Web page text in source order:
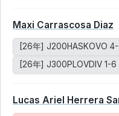
Maxi Carrascosa Diaz
[26年] J200HASKOVO
[26年] J300PLOVDIV 1-6
Lucas Ariel Herrera